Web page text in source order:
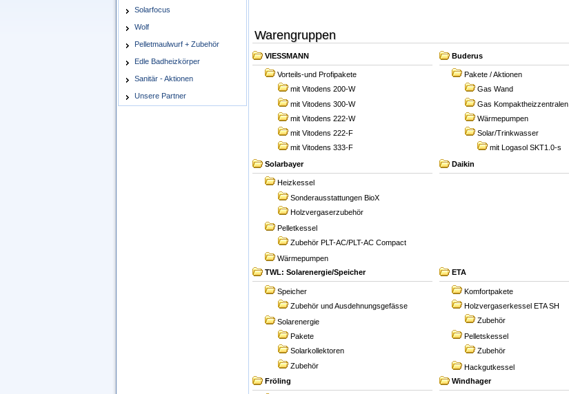
Solarfocus
Wolf
Pelletmaulwurf + Zubehör
Edle Badheizkörper
Sanitär - Aktionen
Unsere Partner
Warengruppen
VIESSMANN
Vorteils-und Profipakete
mit Vitodens 200-W
mit Vitodens 300-W
mit Vitodens 222-W
mit Vitodens 222-F
mit Vitodens 333-F
Buderus
Pakete / Aktionen
Gas Wand
Gas Kompaktheizzentralen
Wärmepumpen
Solar/Trinkwasser
mit Logasol SKT1.0-s
Solarbayer
Heizkessel
Sonderausstattungen BioX
Holzvergaserzubehör
Pelletkessel
Zubehör PLT-AC/PLT-AC Compact
Wärmepumpen
Daikin
TWL: Solarenergie/Speicher
Speicher
Zubehör und Ausdehnungsgefässe
Solarenergie
Pakete
Solarkollektoren
Zubehör
ETA
Komfortpakete
Holzvergaserkessel ETA SH
Zubehör
Pelletskessel
Zubehör
Hackgutkessel
Fröling
Windhager